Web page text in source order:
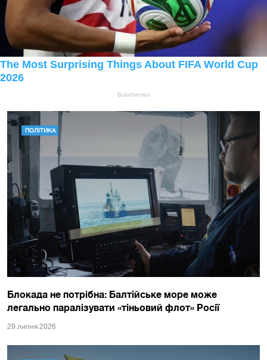
ПОЛІТИКА
Блокада не потрібна: Балтійське море може
легально паралізувати «тіньовий флот» Росії
29 липня 2026